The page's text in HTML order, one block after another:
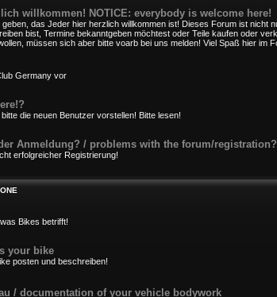
willkommen! NOTICE: everybody is welcome here!
das Jeder hier herzlich willkommen ist! Dieses Forum ist nicht
bist, Termine bekanntgeben möchtest oder Teile kaufen oder
müssen sich aber bitte voarb bei uns melden! Viel Spaß hier im
Germany vor
die neuen Benutzer vorstellen! Bitte lesen!
Anmeldung? / problems with the forum/registration?
erfolgreicher Registrierung!
Bikes betrifft!
your bike
posten und beschreiben!
/ documentation of your vehicle bodywork